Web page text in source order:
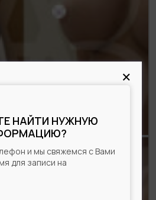
×
НАЙТИ НУЖНУЮ
и мы свяжемся с Вами
для записи на